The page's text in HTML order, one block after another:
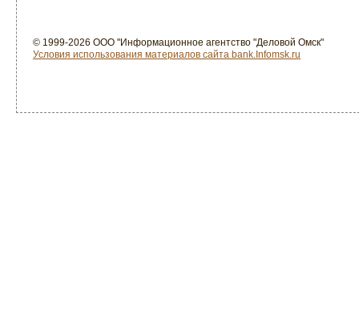
© 1999-2026 ООО "Информационное агентство "Деловой Омск"
Условия использования материалов сайта bank.Infomsk.ru